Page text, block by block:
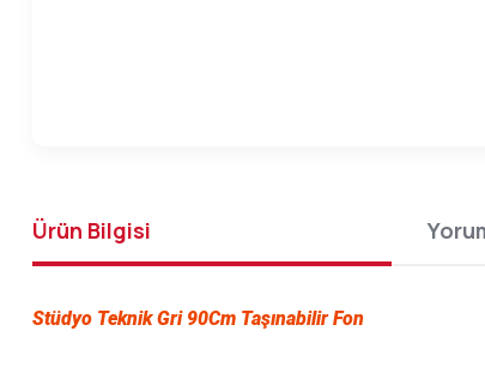
Ürün Bilgisi
Stüdyo Teknik Gri 90Cm Taşınabilir Fon